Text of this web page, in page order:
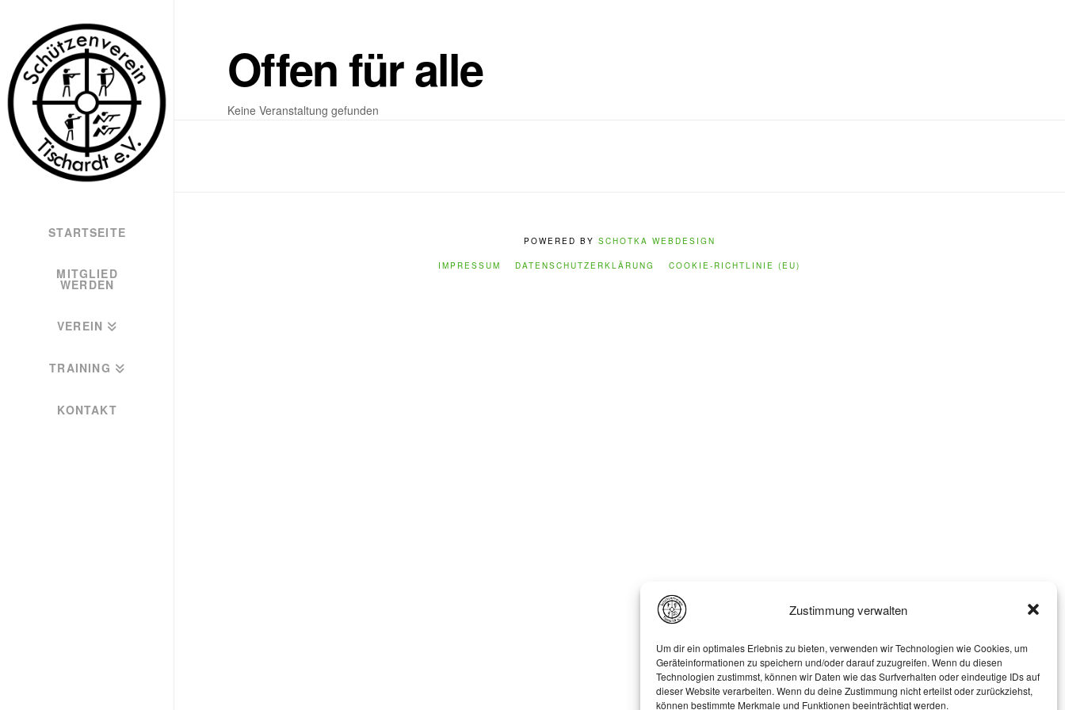
Zustimmung verwalten
Um dir ein optimales Erlebnis zu bieten, verwenden wir Technologien wie Cookies, um
Geräteinformationen zu speichern und/oder darauf zuzugreifen. Wenn du diesen
Technologien zustimmst, können wir Daten wie das Surfverhalten oder eindeutige IDs auf
dieser Website verarbeiten. Wenn du deine Zustimmung nicht erteilst oder zurückziehst,
können bestimmte Merkmale und Funktionen beeinträchtigt werden.
STARTSEITE
MITGLIED
WERDEN
VEREIN
TRAINING
KONTAKT
Offen für alle
Keine Veranstaltung gefunden
POWERED BY SCHOTKA WEBDESIGN
IMPRESSUM DATENSCHUTZERKLÄRUNG COOKIE-RICHTLINIE (EU)